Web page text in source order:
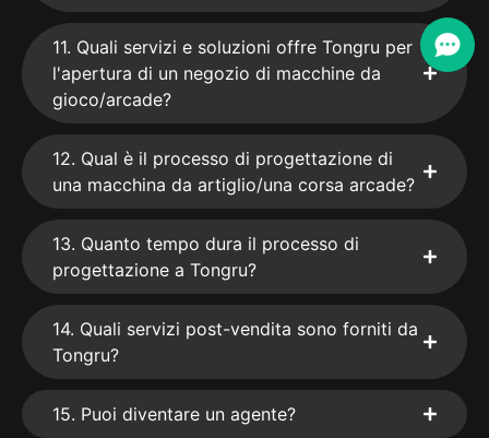
11. Quali servizi e soluzioni offre Tongru per
l'apertura di un negozio di macchine da
gioco/arcade?
12. Qual è il processo di progettazione di
una macchina da artiglio/una corsa arcade?
13. Quanto tempo dura il processo di
progettazione a Tongru?
14. Quali servizi post-vendita sono forniti da
Tongru?
15. Puoi diventare un agente?